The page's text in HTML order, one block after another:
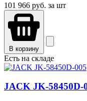
101 966 руб. за шт
В корзину
Есть на складе
JACK JK-58450D-